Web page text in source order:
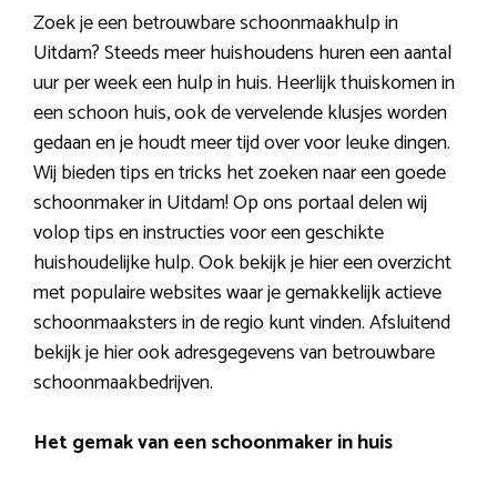
Zoek je een betrouwbare schoonmaakhulp in
Uitdam? Steeds meer huishoudens huren een aantal
uur per week een hulp in huis. Heerlijk thuiskomen in
een schoon huis, ook de vervelende klusjes worden
gedaan en je houdt meer tijd over voor leuke dingen.
Wij bieden tips en tricks het zoeken naar een goede
schoonmaker in Uitdam! Op ons portaal delen wij
volop tips en instructies voor een geschikte
huishoudelijke hulp. Ook bekijk je hier een overzicht
met populaire websites waar je gemakkelijk actieve
schoonmaaksters in de regio kunt vinden. Afsluitend
bekijk je hier ook adresgegevens van betrouwbare
schoonmaakbedrijven.
Het gemak van een schoonmaker in huis